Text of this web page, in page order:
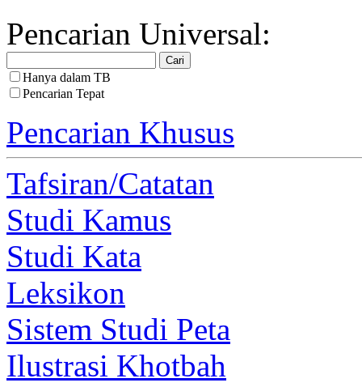
Pencarian Universal:
Hanya dalam TB
Pencarian Tepat
Pencarian Khusus
Tafsiran/Catatan
Studi Kamus
Studi Kata
Leksikon
Sistem Studi Peta
Ilustrasi Khotbah